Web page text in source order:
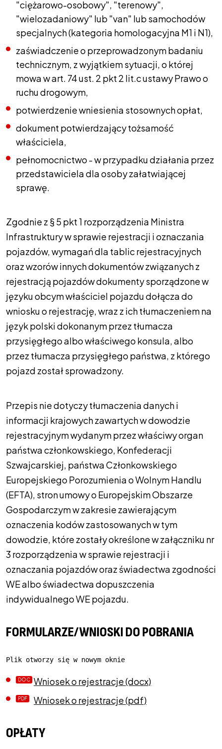
"ciężarowo-osobowy", "terenowy",
"wielozadaniowy" lub "van" lub samochodów
specjalnych (kategoria homologacyjna M1 i N1),
zaświadczenie o przeprowadzonym badaniu
technicznym, z wyjątkiem sytuacji, o której
mowa w art. 74 ust. 2 pkt 2 lit.c ustawy Prawo o
ruchu drogowym,
potwierdzenie wniesienia stosownych opłat,
dokument potwierdzający tożsamość
właściciela,
pełnomocnictwo - w przypadku działania przez
przedstawiciela dla osoby załatwiającej
sprawę.
Zgodnie z § 5 pkt 1 rozporządzenia Ministra
Infrastruktury w sprawie rejestracji i oznaczania
pojazdów, wymagań dla tablic rejestracyjnych
oraz wzorów innych dokumentów związanych z
rejestracją pojazdów dokumenty sporządzone w
języku obcym właściciel pojazdu dołącza do
wniosku o rejestrację, wraz z ich tłumaczeniem na
język polski dokonanym przez tłumacza
przysięgłego albo właściwego konsula, albo
przez tłumacza przysięgłego państwa, z którego
pojazd został sprowadzony.
Przepis nie dotyczy tłumaczenia danych i
informacji krajowych zawartych w dowodzie
rejestracyjnym wydanym przez właściwy organ
państwa członkowskiego, Konfederacji
Szwajcarskiej, państwa Członkowskiego
Europejskiego Porozumienia o Wolnym Handlu
(EFTA), stron umowy o Europejskim Obszarze
Gospodarczym w zakresie zawierającym
oznaczenia kodów zastosowanych w tym
dowodzie, które zostały określone w załączniku nr
3 rozporządzenia w sprawie rejestracji i
oznaczania pojazdów oraz świadectwa zgodności
WE albo świadectwa dopuszczenia
indywidualnego WE pojazdu.
FORMULARZE/WNIOSKI DO POBRANIA
Plik otworzy się w nowym oknie
Wniosek o rejestracje (docx)
Wniosek o rejestracje (pdf)
OPŁATY